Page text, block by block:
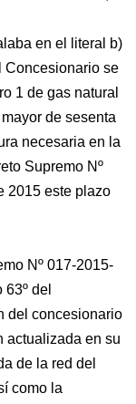
en el literal b)
Concesionario se
1 de gas natural
de sesenta
necesaria en la
Supremo Nº
2015 este plazo
Nº 017-2015-
del
del concesionario
actualizada en su
de la red del
como la